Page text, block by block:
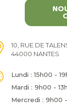
10, RUE DE
44000 NANTES
Lundi : 15h00 -
Mardi : 9h00 -
Mercredi : 9h00 -